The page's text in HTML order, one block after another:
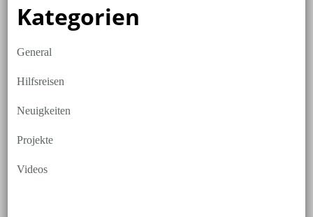
Kategorien
General
Hilfsreisen
Neuigkeiten
Projekte
Videos